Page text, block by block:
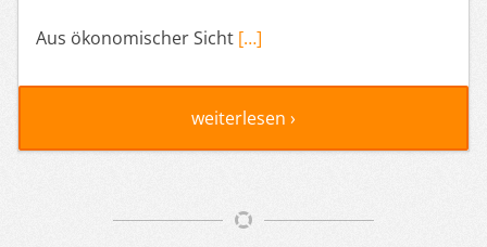
Aus ökonomischer Sicht […]
weiterlesen ›